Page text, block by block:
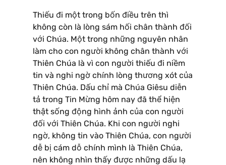
Thiếu đi một trong bốn điều trên thì
không còn là lòng sám hối chân thành đối
với Chúa. Một trong những nguyên nhân
làm cho con người không chân thành với
Thiên Chúa là vì con người thiếu đi niềm
tin và nghi ngờ chính lòng thương xót của
Thiên Chúa. Dấu chỉ mà Chúa Giêsu diễn
tả trong Tin Mừng hôm nay đã thể hiện
thật sống động hình ảnh của con người
đối với Thiên Chúa. Khi con người nghi
ngờ, không tin vào Thiên Chúa, con người
dễ bị cám dỗ chính mình là Thiên Chúa,
nên không nhìn thấy được những dấu lạ